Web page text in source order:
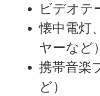
ビデオテ
懐中電灯
ヤーなど）
携帯音楽
ど）